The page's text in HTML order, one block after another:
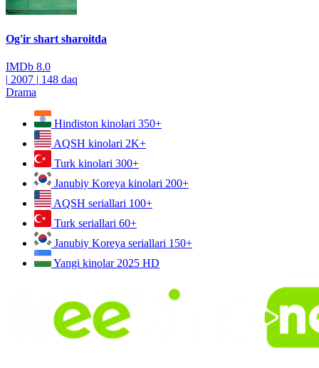
Og'ir shart sharoitda
IMDb 8.0
| 2007 | 148 daq
Drama
Hindiston kinolari 350+
AQSH kinolari 2K+
Turk kinolari 300+
Janubiy Koreya kinolari 200+
AQSH seriallari 100+
Turk seriallari 60+
Janubiy Koreya seriallari 150+
Yangi kinolar 2025 HD